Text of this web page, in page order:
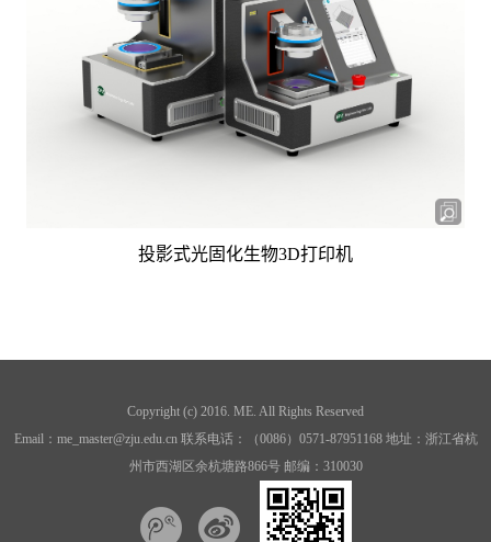
投影式光固化生物3D打印机
Copyright (c) 2016. ME. All Rights Reserved
Email：me_master@zju.edu.cn 联系电话：（0086）0571-87951168 地址：浙江省杭
州市西湖区余杭塘路866号 邮编：310030